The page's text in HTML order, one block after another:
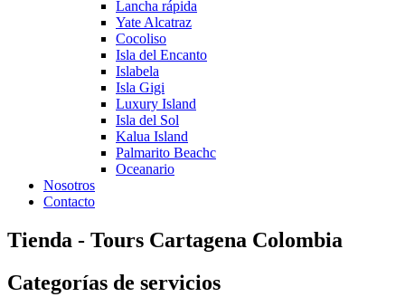
Lancha rápida
Yate Alcatraz
Cocoliso
Isla del Encanto
Islabela
Isla Gigi
Luxury Island
Isla del Sol
Kalua Island
Palmarito Beachc
Oceanario
Nosotros
Contacto
Tienda - Tours Cartagena Colombia
Categorías de servicios